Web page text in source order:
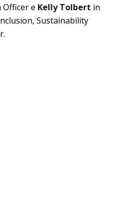
Officer e Kelly Tolbert in
Sustainability